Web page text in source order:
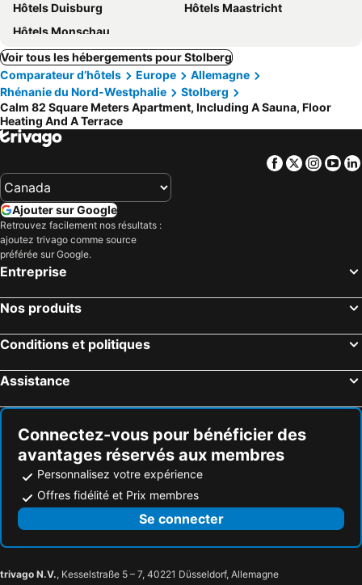
Hôtels Duisburg
Hôtels Maastricht
Hôtels Monschau
Voir tous les hébergements pour Stolberg
Comparateur d’hôtels
Europe
Allemagne
Rhénanie du Nord-Westphalie
Stolberg
Calm 82 Square Meters Apartment, Including A Sauna, Floor
Heating And A Terrace
Facebook
Twitter
Ajouter sur Google
Retrouvez facilement nos résultats :
ajoutez trivago comme source
préférée sur Google.
Entreprise
Nos produits
Conditions et politiques
Assistance
Connectez-vous pour bénéficier des
avantages réservés aux membres
Personnalisez votre expérience
Offres fidélité et Prix membres
Se connecter
trivago N.V., Kesselstraße 5 – 7, 40221 Düsseldorf, Allemagne